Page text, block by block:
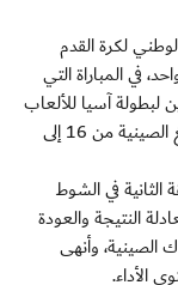
: فاز منتخبنا الوطني لكرة القدم
في المباراة التي
آسيا للألعاب
الشاطئية في دورتها الثالثة، التي تقام في مدينة هيانغ الصينية من 16 إلى
في الشوط
النتيجة والعودة
الصينية، وأنهى
الأداء.